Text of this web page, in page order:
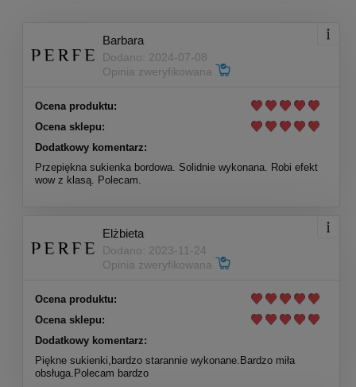
Barbara
Dodano: 2024-07-08
Opinia zweryfikowana
Ocena produktu:
Ocena sklepu:
Dodatkowy komentarz:
Przepiękna sukienka bordowa. Solidnie wykonana. Robi efekt
wow z klasą. Polecam.
Elżbieta
Dodano: 2023-11-24
Opinia zweryfikowana
Ocena produktu:
Ocena sklepu:
Dodatkowy komentarz:
Piękne sukienki,bardzo starannie wykonane.Bardzo miła
obsługa.Polecam bardzo